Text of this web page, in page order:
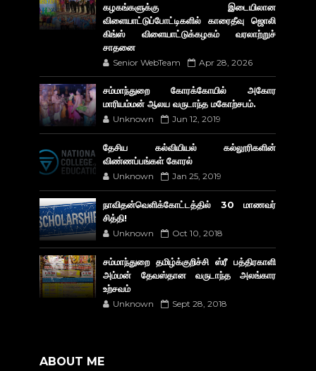
கழகங்களுக்கு இடையிலான
விளையாட்டுப்போட்டிகளில் காரைதீவு ஜொலி
கிங்ஸ் விளையாட்டுக்கழகம் வரலாற்றுச்
சாதனை
Senior WebTeam Apr 28, 2026
சம்மாந்துறை கோரக்கோயில் அகோர​
மாரியம்மன் ஆலய வருடாந்த மகோற்சபம்.
Unknown Jun 12, 2019
தேசிய கல்வியியல் கல்லூரிகளின்
விண்ணப்பங்கள் கோரல்
Unknown Jan 25, 2019
நாவிதன்வெளிக்கோட்டத்தில் 30 மாணவர்
சித்தி!
Unknown Oct 10, 2018
சம்மாந்துறை தமிழ்க்குறிச்சி ஸ்ரீ பத்திரகாளி
அம்மன் தேவஸ்தான வருடாந்த அலங்கார
உற்சவம்
Unknown Sept 28, 2018
ABOUT ME